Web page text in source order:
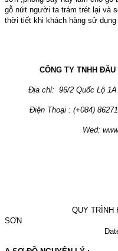
gỗ nứt người ta trám trét lại và
thời tiết khi khách hàng sử dụng
CÔNG TY TNHH
Địa chỉ: 96/2 Quốc Lộ 1A
Điện Thoại : (+084)
Wed:
QUY TRÌNH